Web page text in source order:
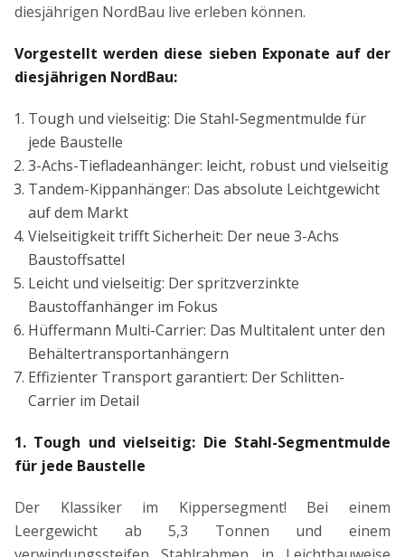
diesjährigen NordBau live erleben können.
Vorgestellt werden diese sieben Exponate auf der
diesjährigen NordBau:
Tough und vielseitig: Die Stahl-Segmentmulde für
jede Baustelle
3-Achs-Tiefladeanhänger: leicht, robust und vielseitig
Tandem-Kippanhänger: Das absolute Leichtgewicht
auf dem Markt
Vielseitigkeit trifft Sicherheit: Der neue 3-Achs
Baustoffsattel
Leicht und vielseitig: Der spritzverzinkte
Baustoffanhänger im Fokus
Hüffermann Multi-Carrier: Das Multitalent unter den
Behältertransportanhängern
Effizienter Transport garantiert: Der Schlitten-
Carrier im Detail
1. Tough und vielseitig: Die Stahl-Segmentmulde
für jede Baustelle
Der Klassiker im Kippersegment! Bei einem
Leergewicht ab 5,3 Tonnen und einem